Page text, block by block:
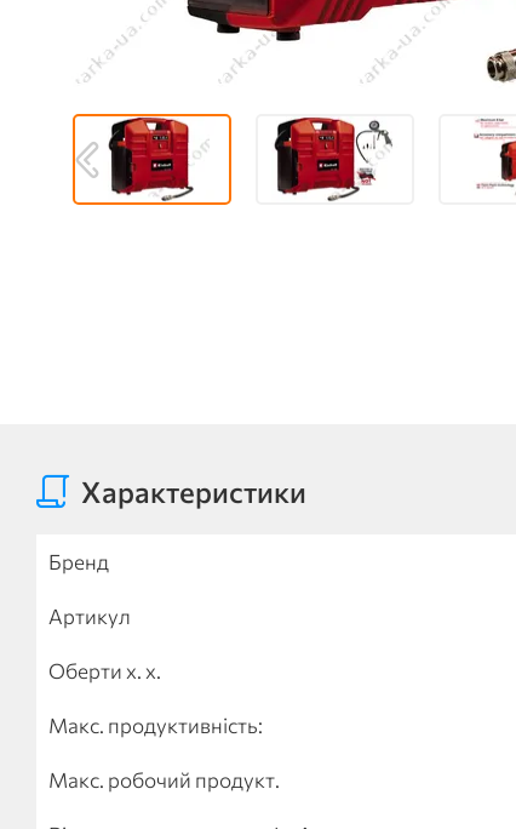
Характеристики
Бренд
Артикул
Оберти х. х.
Макс. продуктивність:
Макс. робочий продукт.